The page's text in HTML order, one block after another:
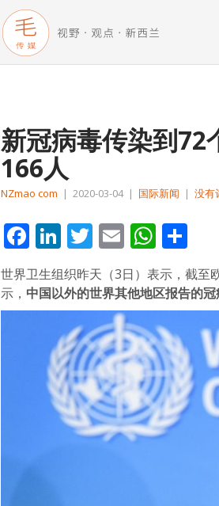
新冠病毒传染到72
166人
NZmao com | 2020-03-04 | 国际新闻 | 没有
Facebook
LinkedIn
Twitter
Email
享
世界卫生组织昨天（3日）表示，截至
示， 中国以外的世界其他地区报告的冠